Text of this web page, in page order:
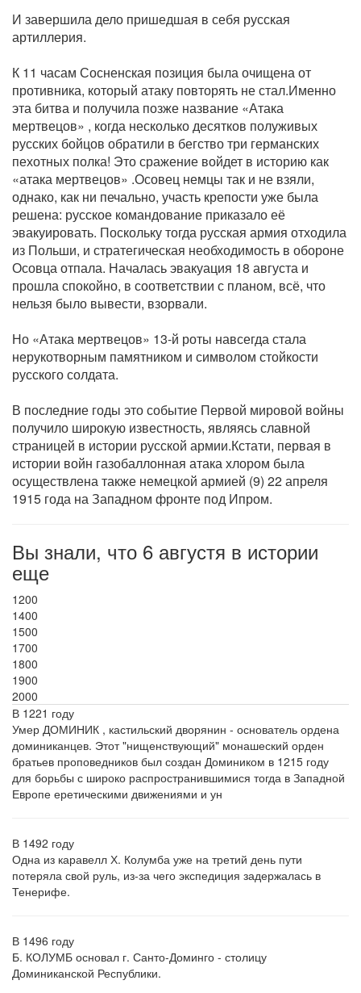
И завершила дело пришедшая в себя русская
артиллерия.
К 11 часам Сосненская позиция была очищена от
противника, который атаку повторять не стал.Именно
эта битва и получила позже название «Атака
мертвецов» , когда несколько десятков полуживых
русских бойцов обратили в бегство три германских
пехотных полка! Это сражение войдет в историю как
«атака мертвецов» .Осовец немцы так и не взяли,
однако, как ни печально, участь крепости уже была
решена: русское командование приказало её
эвакуировать. Поскольку тогда русская армия отходила
из Польши, и стратегическая необходимость в обороне
Осовца отпала. Началась эвакуация 18 августа и
прошла спокойно, в соответствии с планом, всё, что
нельзя было вывести, взорвали.
Но «Атака мертвецов» 13-й роты навсегда стала
нерукотворным памятником и символом стойкости
русского солдата.
В последние годы это событие Первой мировой войны
получило широкую известность, являясь славной
страницей в истории русской армии.Кстати, первая в
истории войн газобаллонная атака хлором была
осуществлена также немецкой армией (9) 22 апреля
1915 года на Западном фронте под Ипром.
Вы знали, что 6 августя в истории
еще
1200
1400
1500
1700
1800
1900
2000
В 1221 году
Умер ДОМИНИК , кастильский дворянин - основатель ордена
доминиканцев. Этот "нищенствующий" монашеский орден
братьев проповедников был создан Домиником в 1215 году
для борьбы с широко распространившимися тогда в Западной
Европе еретическими движениями и ун
В 1492 году
Одна из каравелл Х. Колумба уже на третий день пути
потеряла свой руль, из-за чего экспедиция задержалась в
Тенерифе.
В 1496 году
Б. КОЛУМБ основал г. Санто-Доминго - столицу
Доминиканской Республики.